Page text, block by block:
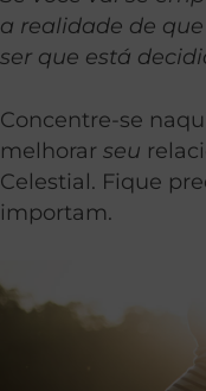
a realidade de
ser que está
Concentre-se
melhorar seu
Celestial. Fique
importam.